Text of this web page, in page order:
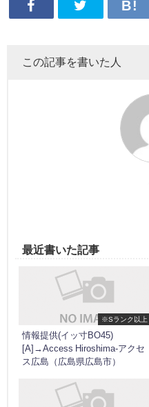
この記事を書いた人
最近書いた記事
※Sランク以上
情報提供(イッ寸BO45)
[A]→Access Hiroshima-アクセ
ス広島（広島県広島市）